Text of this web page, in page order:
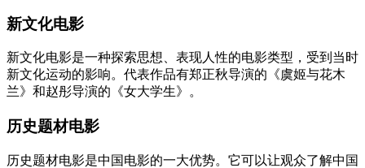
新文化电影
新文化电影是一种探索思想、表现人性的电影类型，受到当时
新文化运动的影响。代表作品有郑正秋导演的《虞姬与花木
兰》和赵彤导演的《女大学生》。
历史题材电影
历史题材电影是中国电影的一大优势。它可以让观众了解中国